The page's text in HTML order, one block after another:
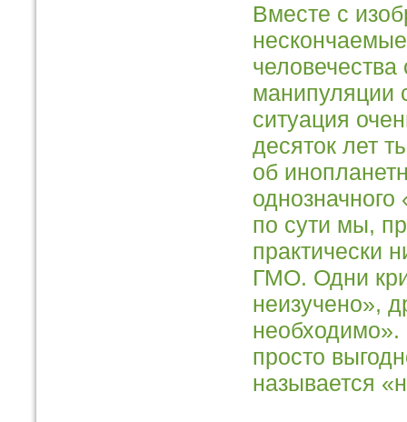
Вместе с
манипуляции
ситуация
десяток лет
об
по сути мы,
практически
ГМО. Одни
неизучено»,
необходимо».
просто
называется